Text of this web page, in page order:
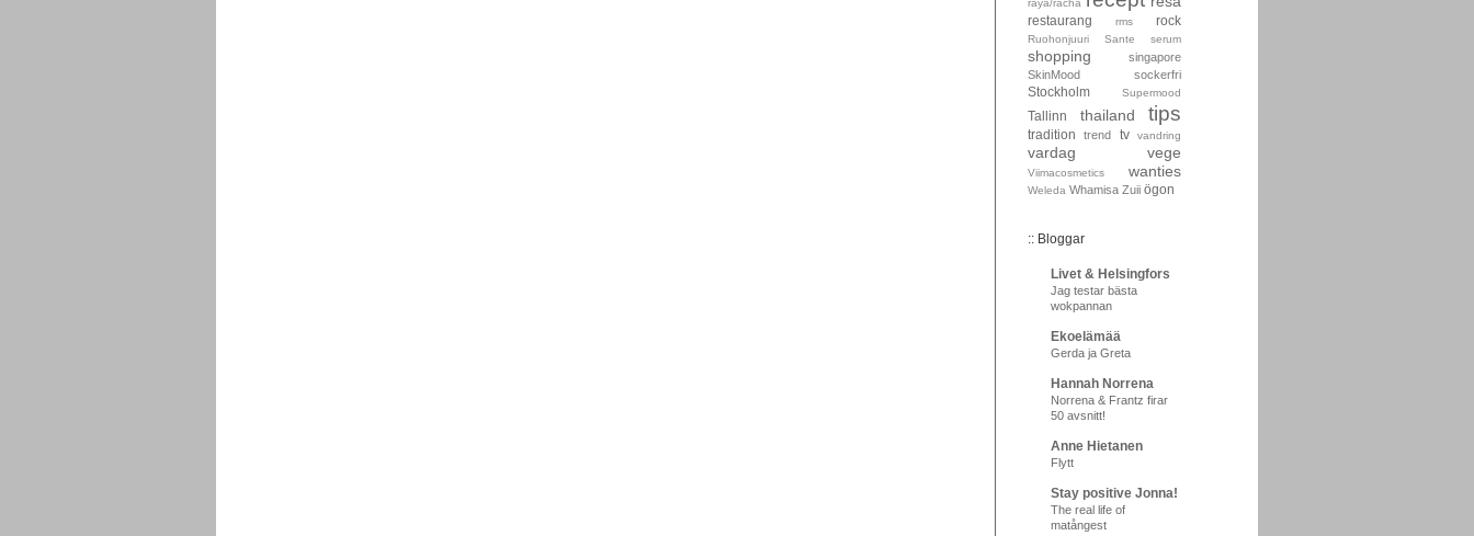
raya/racha
restaurang rms rock
Ruohonjuuri Sante serum
shopping
singapore
SkinMood
sockerfri
Stockholm Supermood
Tallinn thailand tips
tradition trend tv vandring
vardag vege
Viimacosmetics wanties
Weleda Whamisa Zuii ögon
:: Bloggar
Livet & Helsingfors
Jag testar bästa
wokpannan
Ekoelämää
Gerda ja Greta
Hannah Norrena
Norrena & Frantz firar
50 avsnitt!
Anne Hietanen
Flytt
Stay positive Jonna!
The real life of
matångest